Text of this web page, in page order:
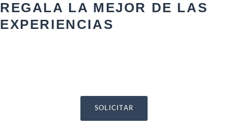
REGALA LA MEJOR DE LAS
EXPERIENCIAS
SOLICITAR